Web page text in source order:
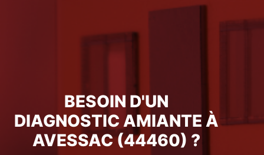
BESOIN D'UN
DIAGNOSTIC AMIANTE À
AVESSAC (44460) ?